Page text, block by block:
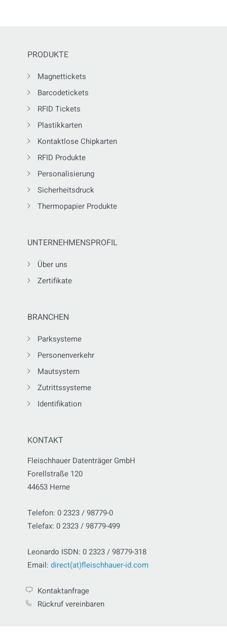
PRODUKTE
Magnettickets
Barcodetickets
RFID Tickets
Plastikkarten
Kontaktlose Chipkarten
RFID Produkte
Personalisierung
Sicherheitsdruck
Thermopapier Produkte
UNTERNEHMENSPROFIL
Über uns
Zertifikate
BRANCHEN
Parksysteme
Personenverkehr
Mautsystem
Zutrittssysteme
Identifikation
KONTAKT
Fleischhauer Datenträger GmbH
Forellstraße 120
44653 Herne
Telefon: 0 2323 / 98779-0
Telefax: 0 2323 / 98779-499
Leonardo ISDN: 0 2323 / 98779-318
Email: direct(at)fleischhauer-id.com
Kontaktanfrage
Rückruf vereinbaren